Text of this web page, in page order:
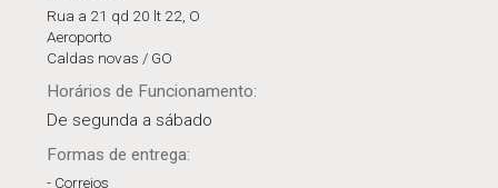
Rua a 21 qd 20 lt 22, O
Aeroporto
Caldas novas / GO
Horários de Funcionamento:
De segunda a sábado
Formas de entrega:
- Correios